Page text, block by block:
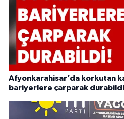
Afyonkarahisar’da korkutan
bariyerlere çarparak